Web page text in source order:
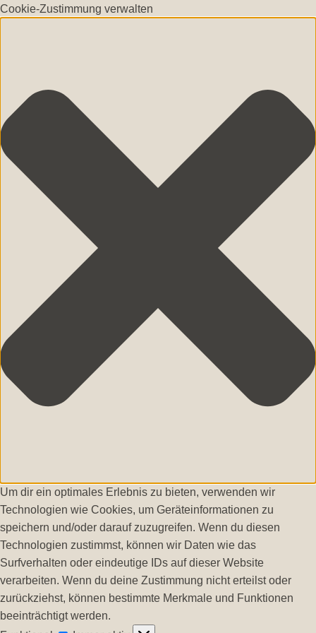
Cookie-Zustimmung verwalten
Um dir ein optimales Erlebnis zu bieten, verwenden wir
Technologien wie Cookies, um Geräteinformationen zu
speichern und/oder darauf zuzugreifen. Wenn du diesen
Technologien zustimmst, können wir Daten wie das
Surfverhalten oder eindeutige IDs auf dieser Website
verarbeiten. Wenn du deine Zustimmung nicht erteilst oder
zurückziehst, können bestimmte Merkmale und Funktionen
beeinträchtigt werden.